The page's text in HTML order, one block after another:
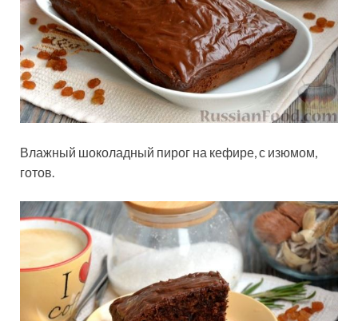
Влажный шоколадный пирог на кефире, с изюмом,
готов.